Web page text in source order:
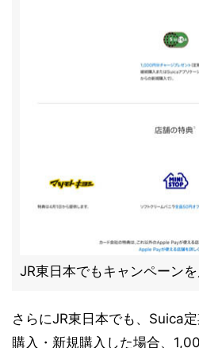
JR東日本でもキャンペーン
さらにJR東日本でも、Suica
購入・新規購入した場合、